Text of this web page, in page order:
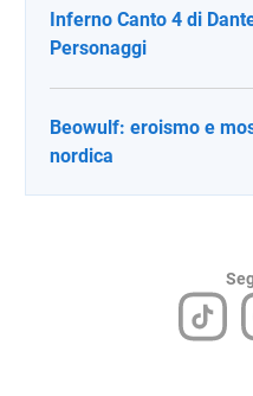
Inferno Canto 4 di
Personaggi
Beowulf: eroismo e
nordica